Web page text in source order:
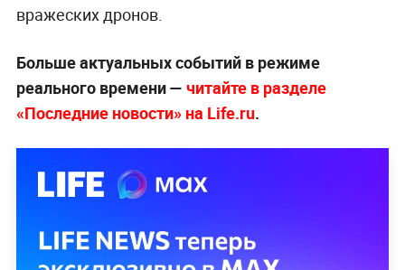
вражеских дронов.
Больше актуальных событий в режиме
реального времени — читайте в разделе
«Последние новости» на Life.ru.